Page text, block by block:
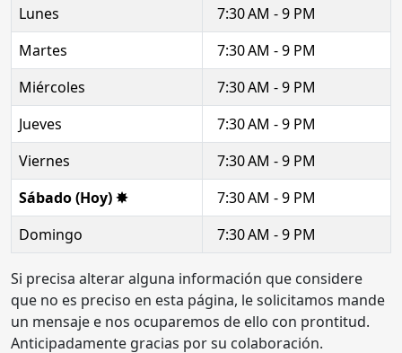
Lunes
7:30 AM - 9 PM
Martes
7:30 AM - 9 PM
Miércoles
7:30 AM - 9 PM
Jueves
7:30 AM - 9 PM
Viernes
7:30 AM - 9 PM
Sábado (Hoy) ✸
7:30 AM - 9 PM
Domingo
7:30 AM - 9 PM
Si precisa alterar alguna información que considere
que no es preciso en esta página, le solicitamos mande
un mensaje e nos ocuparemos de ello con prontitud.
Anticipadamente gracias por su colaboración.